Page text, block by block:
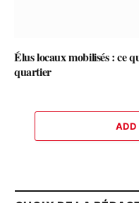
Élus locaux mobilisés : ce
quartier
ADD